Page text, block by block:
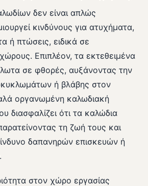
δεν είναι απλώς
κινδύνους για ατυχήματα,
ή πτώσεις, ειδικά σε
Επιπλέον, τα εκτεθειμένα
σε φθορές, αυξάνοντας την
ή βλάβης στον
οργανωμένη καλωδιακή
διασφαλίζει ότι τα καλώδια
τη ζωή τους και
δαπανηρών επισκευών ή
στον χώρο εργασίας